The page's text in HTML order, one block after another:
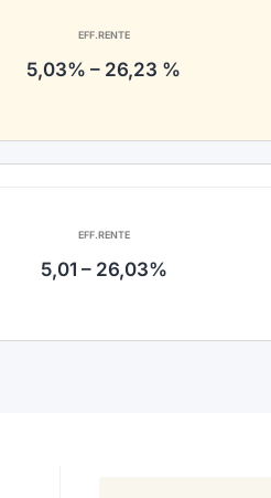
EFF.RENTE
5,03% – 26,23 %
EFF.RENTE
5,01 – 26,03%